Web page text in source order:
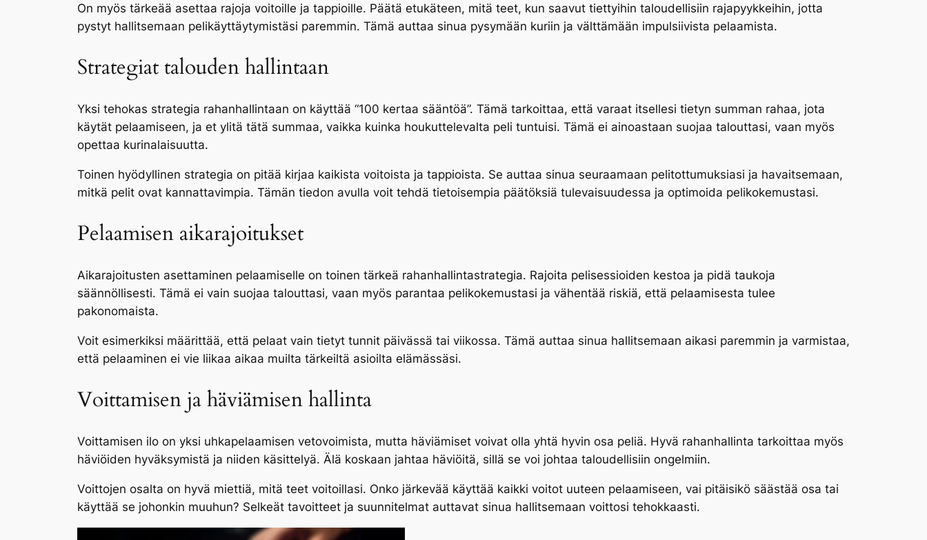
On myös tärkeää asettaa rajoja voitoille ja tappioille. Päätä etukäteen, mitä teet, kun saavut tiettyihin taloudellisiin rajapyykkeihin, jotta
pystyt hallitsemaan pelikäyttäytymistäsi paremmin. Tämä auttaa sinua pysymään kuriin ja välttämään impulsiivista pelaamista.
Strategiat talouden hallintaan
Yksi tehokas strategia rahanhallintaan on käyttää “100 kertaa sääntöä”. Tämä tarkoittaa, että varaat itsellesi tietyn summan rahaa, jota
käytät pelaamiseen, ja et ylitä tätä summaa, vaikka kuinka houkuttelevalta peli tuntuisi. Tämä ei ainoastaan suojaa talouttasi, vaan myös
opettaa kurinalaisuutta.
Toinen hyödyllinen strategia on pitää kirjaa kaikista voitoista ja tappioista. Se auttaa sinua seuraamaan pelitottumuksiasi ja havaitsemaan,
mitkä pelit ovat kannattavimpia. Tämän tiedon avulla voit tehdä tietoisempia päätöksiä tulevaisuudessa ja optimoida pelikokemustasi.
Pelaamisen aikarajoitukset
Aikarajoitusten asettaminen pelaamiselle on toinen tärkeä rahanhallintastrategia. Rajoita pelisessioiden kestoa ja pidä taukoja
säännöllisesti. Tämä ei vain suojaa talouttasi, vaan myös parantaa pelikokemustasi ja vähentää riskiä, että pelaamisesta tulee
pakonomaista.
Voit esimerkiksi määrittää, että pelaat vain tietyt tunnit päivässä tai viikossa. Tämä auttaa sinua hallitsemaan aikasi paremmin ja varmistaa,
että pelaaminen ei vie liikaa aikaa muilta tärkeiltä asioilta elämässäsi.
Voittamisen ja häviämisen hallinta
Voittamisen ilo on yksi uhkapelaamisen vetovoimista, mutta häviämiset voivat olla yhtä hyvin osa peliä. Hyvä rahanhallinta tarkoittaa myös
häviöiden hyväksymistä ja niiden käsittelyä. Älä koskaan jahtaa häviöitä, sillä se voi johtaa taloudellisiin ongelmiin.
Voittojen osalta on hyvä miettiä, mitä teet voitoillasi. Onko järkevää käyttää kaikki voitot uuteen pelaamiseen, vai pitäisikö säästää osa tai
käyttää se johonkin muuhun? Selkeät tavoitteet ja suunnitelmat auttavat sinua hallitsemaan voittosi tehokkaasti.